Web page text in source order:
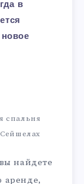
в
спальня
найдете
аренде,